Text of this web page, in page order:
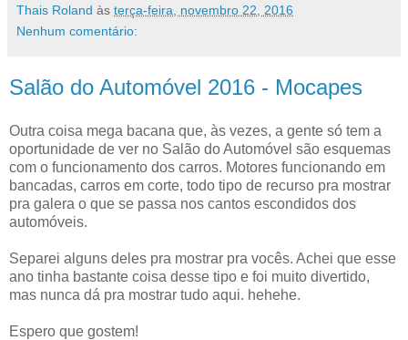
Thais Roland às terça-feira, novembro 22, 2016
Nenhum comentário:
Salão do Automóvel 2016 - Mocapes
Outra coisa mega bacana que, às vezes, a gente só tem a
oportunidade de ver no Salão do Automóvel são esquemas
com o funcionamento dos carros. Motores funcionando em
bancadas, carros em corte, todo tipo de recurso pra mostrar
pra galera o que se passa nos cantos escondidos dos
automóveis.
Separei alguns deles pra mostrar pra vocês. Achei que esse
ano tinha bastante coisa desse tipo e foi muito divertido,
mas nunca dá pra mostrar tudo aqui. hehehe.
Espero que gostem!